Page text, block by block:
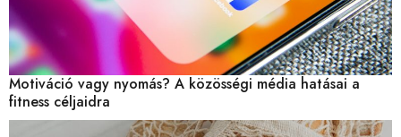
Motiváció vagy nyomás? A közösségi média hatásai a
fitness céljaidra